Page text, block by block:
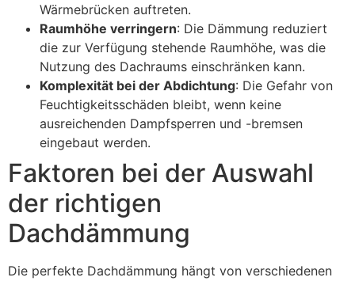
Wärmebrücken auftreten.
Raumhöhe verringern: Die Dämmung reduziert
die zur Verfügung stehende Raumhöhe, was die
Nutzung des Dachraums einschränken kann.
Komplexität bei der Abdichtung: Die Gefahr von
Feuchtigkeitsschäden bleibt, wenn keine
ausreichenden Dampfsperren und -bremsen
eingebaut werden.
Faktoren bei der Auswahl
der richtigen
Dachdämmung
Die perfekte Dachdämmung hängt von verschiedenen